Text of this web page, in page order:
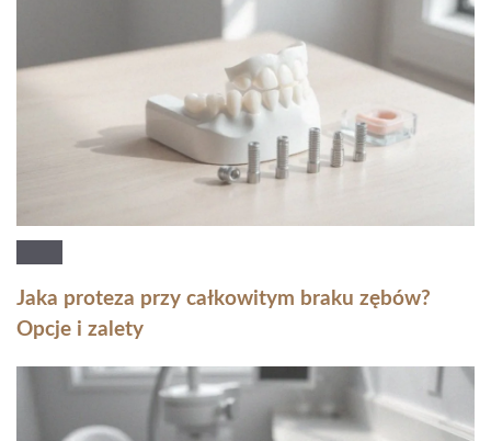
Jaka proteza przy całkowitym braku zębów?
Opcje i zalety